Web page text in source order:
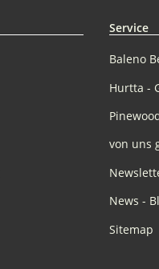
Service
Baleno
Hurtta -
von uns
News -
Sitemap